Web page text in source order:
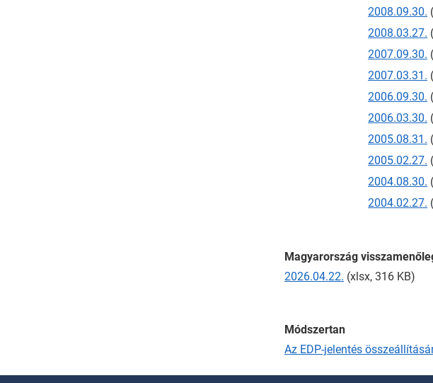
2008.09.30.
2008.03.27.
2007.09.30.
2007.03.31.
2006.09.30.
2006.03.30.
2005.08.31.
2005.02.27.
2004.08.30.
2004.02.27.
Magyarország
2026.04.22. (xlsx, 316 KB)
Módszertan
Az EDP-jelentés